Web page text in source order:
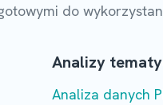
do
Analizy
Analiza danych